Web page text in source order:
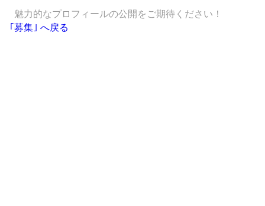
魅力的なプロフィールの公開をご期待ください！
｢募集｣ へ戻る